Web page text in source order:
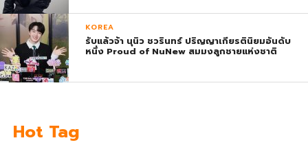
KOREA
รับแล้วจ้า นุนิว ชวรินทร์ ปริญญาเกียรตินิยมอันดับ
หนึ่ง Proud of NuNew สมมงลูกชายแห่งชาติ
Hot Tag